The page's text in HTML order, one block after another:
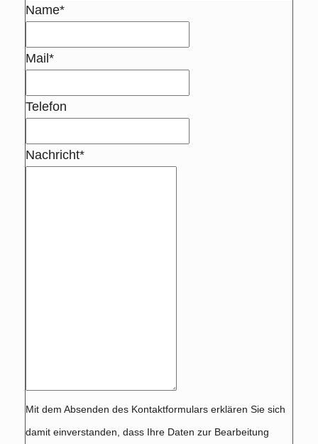
Name*
Mail*
Telefon
Nachricht*
Mit dem Absenden des Kontaktformulars erklären Sie sich
damit einverstanden, dass Ihre Daten zur Bearbeitung